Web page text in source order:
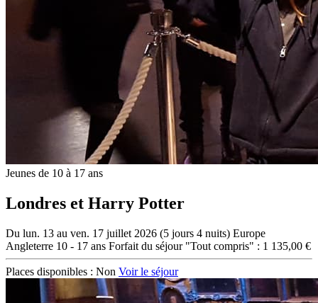
Jeunes de 10 à 17 ans
Londres et Harry Potter
Du lun. 13 au ven. 17 juillet 2026 (5 jours 4 nuits) Europe
Angleterre 10 - 17 ans Forfait du séjour "Tout compris" : 1 135,00 €
Places disponibles : Non Voir le séjour